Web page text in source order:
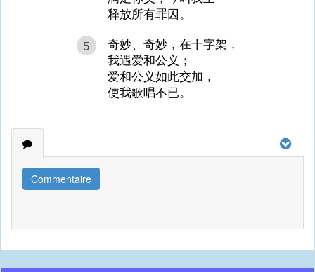
释放所有罪囚。
5
奇妙、奇妙，在十字架，
我遇爱和公义；
爱和公义如此交加，
使我歌唱不已。
Commentaire